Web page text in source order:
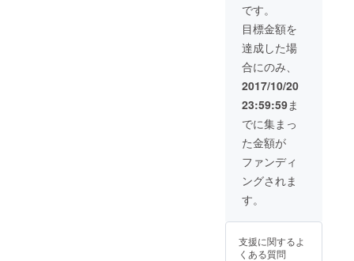
絡いた
しま
す。
です。
目標金額を
達成した場
合にのみ、
2017/10/20
23:59:59ま
でに集まっ
た金額が
ファンディ
ングされま
す。
支援に関するよ
くある質問